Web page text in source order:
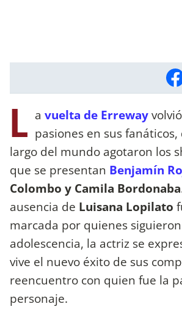
L a vuelta de Erreway
pasiones en sus
largo del mundo agotaron los
que se presentan Benjamín
Colombo y Camila Bordonaba
ausencia de Luisana Lopilato
marcada por quienes
adolescencia, la actriz se
vive el nuevo éxito de sus
reencuentro con quien fue la
personaje.